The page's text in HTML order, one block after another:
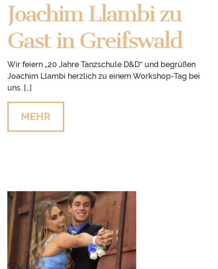
Joachim Llambi zu
Gast in Greifswald
Wir feiern „20 Jahre Tanzschule D&D“ und begrüßen
Joachim Llambi herzlich zu einem Workshop-Tag bei
uns. […]
MEHR